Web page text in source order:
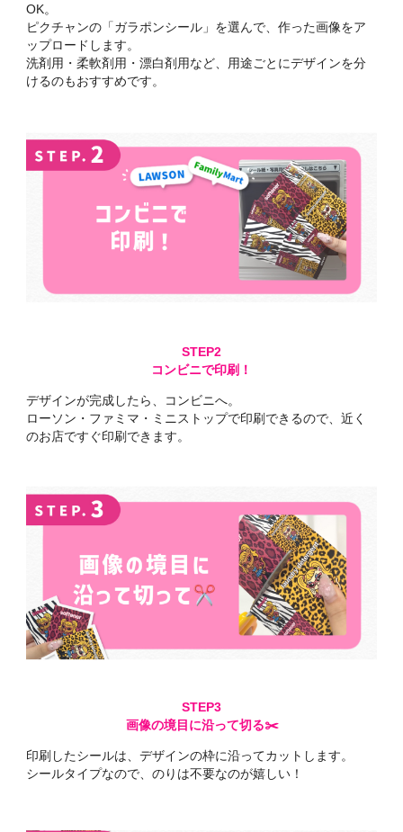
OK。
ピクチャンの「ガラポンシール」を選んで、作った画像をア
ップロードします。
洗剤用・柔軟剤用・漂白剤用など、用途ごとにデザインを分
けるのもおすすめです。
コンビニで印刷！
デザインが完成したら、コンビニへ。
ローソン・ファミマ・ミニストップで印刷できるので、近く
のお店ですぐ印刷できます。
画像の境目に沿って切る✂️
印刷したシールは、デザインの枠に沿ってカットします。
シールタイプなので、のりは不要なのが嬉しい！